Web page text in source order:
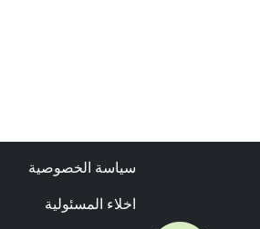
سياسة الخصوصية
اخلاء المسئولية